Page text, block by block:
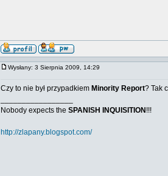
Wysłany: 3 Sierpnia 2009, 14:29
Czy to nie był przypadkiem Minority Report? Tak
Nobody expects the SPANISH INQUISITION !!!
http://zlapany.blogspot.com/